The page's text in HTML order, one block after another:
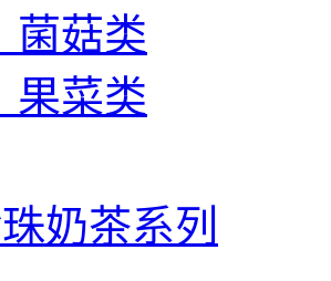
菌菇类
果菜类
奶茶系列